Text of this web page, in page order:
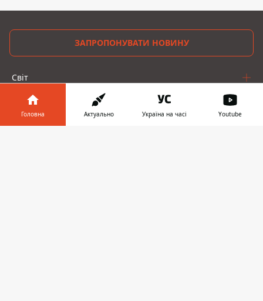
ЗАПРОПОНУВАТИ НОВИНУ
Світ
Україна
Київ
Головна Актуально Україна на часі Youtube